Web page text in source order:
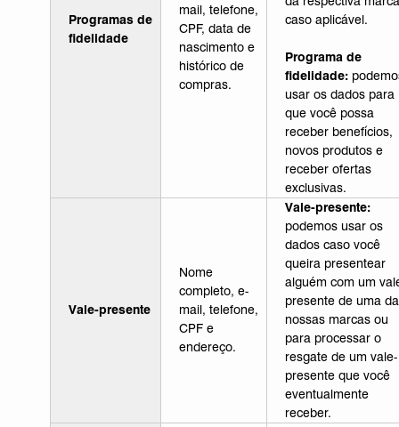
Programas de
fidelidade
mail, telefone,
CPF, data de
nascimento e
histórico de
compras.
caso aplicável.
Programa de
fidelidade:
usar os dados para
que você possa
receber benefícios,
novos produtos e
receber ofertas
exclusivas.
Vale-presente
Nome
completo, e-
mail, telefone,
CPF e
endereço.
Vale-presente:
podemos usar os
dados caso você
queira presentear
alguém com um
presente de uma
nossas marcas ou
para processar o
resgate de um vale-
presente que você
eventualmente
receber.